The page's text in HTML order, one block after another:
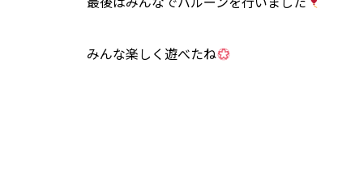
みんな楽しく遊べたね